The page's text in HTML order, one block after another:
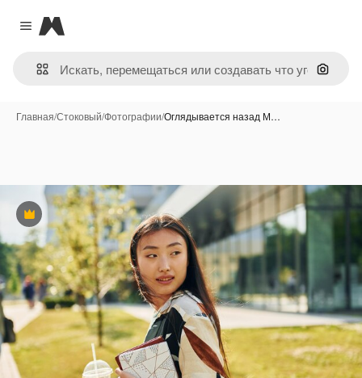
Close menu
Magnific
Поиск
Главная/Стоковый/Фотографии/Оглядывается назад М…
Премиум